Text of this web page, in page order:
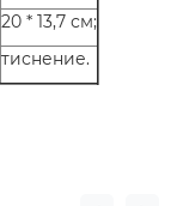
20 * 13,7 см;
тиснение.